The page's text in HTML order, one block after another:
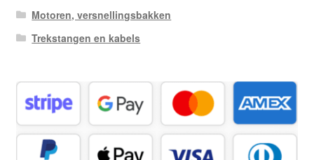
Motoren, versnellingsbakken
Trekstangen en kabels